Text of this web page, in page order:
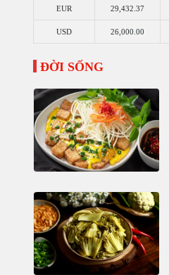
EUR 29,432.37
USD 26,000.00
ĐỜI SỐNG